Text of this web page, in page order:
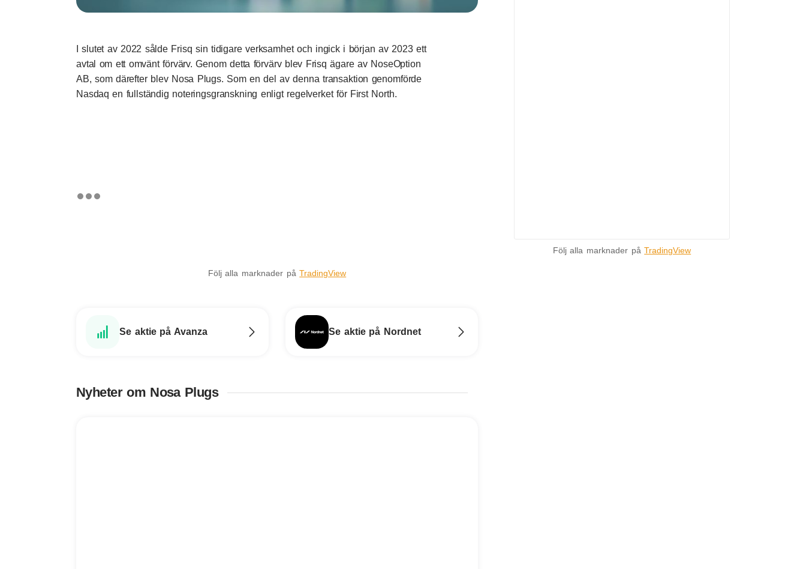
I slutet av 2022 sålde Frisq sin tidigare verksamhet och ingick i början av 2023 ett
avtal om ett omvänt förvärv. Genom detta förvärv blev Frisq ägare av NoseOption
AB, som därefter blev Nosa Plugs. Som en del av denna transaktion genomförde
Nasdaq en fullständig noteringsgranskning enligt regelverket för First North.
Följ alla marknader påTradingView
Se aktie på Avanza Se aktie på Nordnet
Nyheter om Nosa Plugs
Följ alla marknader påTradingView